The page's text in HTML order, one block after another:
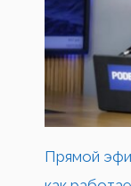
Прямой